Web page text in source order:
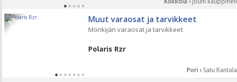
Muut varaosat ja tarvikkeet
Mönkijän varaosat ja tarvikkeet
Polaris Rzr
Pori › Satu Rantala